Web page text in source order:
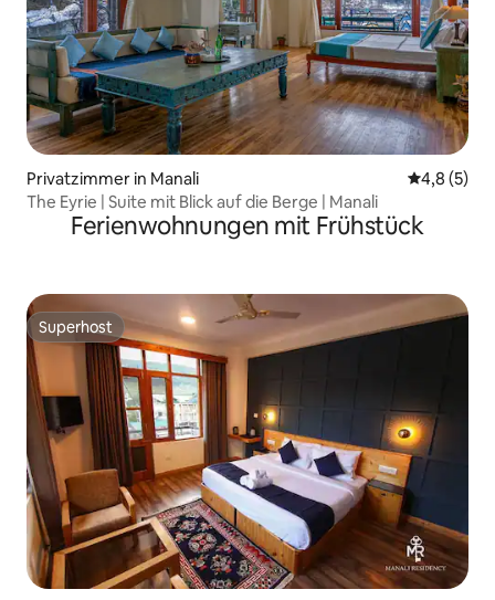
Privatzimmer in Manali
4,8 (5)
The Eyrie | Suite mit Blick auf die Berge | Manali
Ferienwohnungen mit Frühstück
Superhost
Superhost